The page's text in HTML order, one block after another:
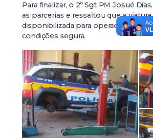
Para finalizar, o 2º Sgt PM Josué
as parcerias e ressaltou que a viatura
disponibilizada para
condições segura.